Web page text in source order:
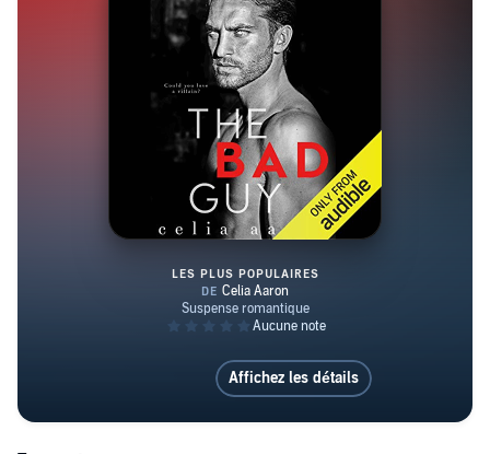
The Bad Guy
LES PLUS POPULAIRES
Affichez les détails